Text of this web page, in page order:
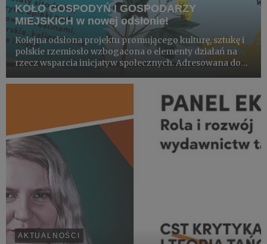
KOŁO GOSPODYŃ I GOSPODARZY
MIEJSKICH w nowej odsłonie!
Kolejna odsłona projektu promującego kulturę, sztukę i
polskie rzemiosło wzbogacona o elementy działań na
rzecz wsparcia inicjatyw społecznych. Adresowana do
okolic. Skoncentrowana na promocji rękodzieła,
AKTUALNOŚCI